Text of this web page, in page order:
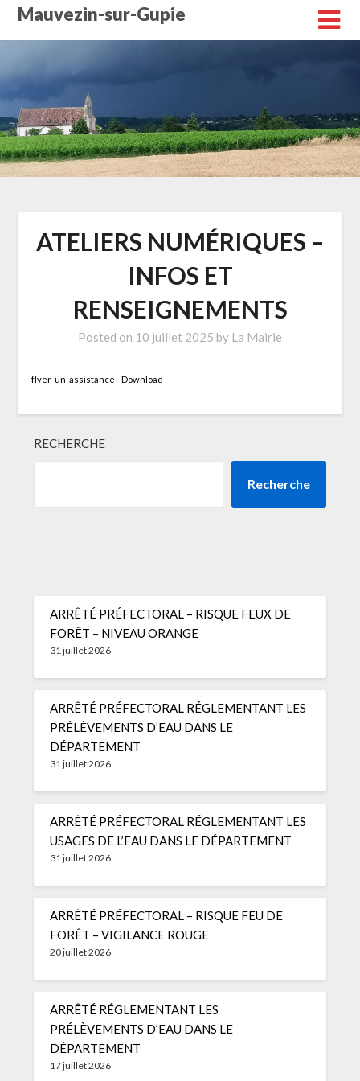
SkipMauvezin-sur-Gupie
ATELIERS NUMÉRIQUES –
INFOS ET
RENSEIGNEMENTS
Posted on 10 juillet 2025 by La Mairie
flyer-un-assistance Download
RECHERCHE
Recherche
ARRÊTÉ PRÉFECTORAL – RISQUE FEUX DE
FORÊT – NIVEAU ORANGE
31 juillet 2026
ARRÊTÉ PRÉFECTORAL RÉGLEMENTANT LES
PRÉLÈVEMENTS D’EAU DANS LE
DÉPARTEMENT
31 juillet 2026
ARRÊTÉ PRÉFECTORAL RÉGLEMENTANT LES
USAGES DE L’EAU DANS LE DÉPARTEMENT
31 juillet 2026
ARRÊTÉ PRÉFECTORAL – RISQUE FEU DE
FORÊT – VIGILANCE ROUGE
20 juillet 2026
ARRÊTÉ RÉGLEMENTANT LES
PRÉLÈVEMENTS D’EAU DANS LE
DÉPARTEMENT
17 juillet 2026